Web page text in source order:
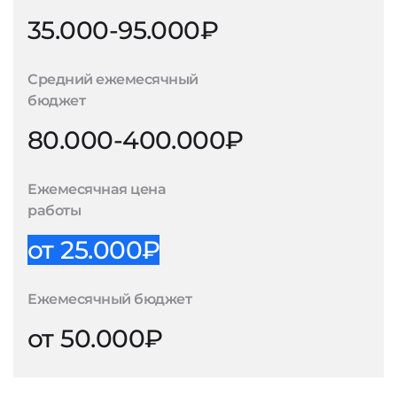
35.000-95.000₽
Средний ежемесячный
бюджет
80.000-400.000₽
Ежемесячная цена
работы
от 25.000₽
Ежемесячный бюджет
от 50.000₽